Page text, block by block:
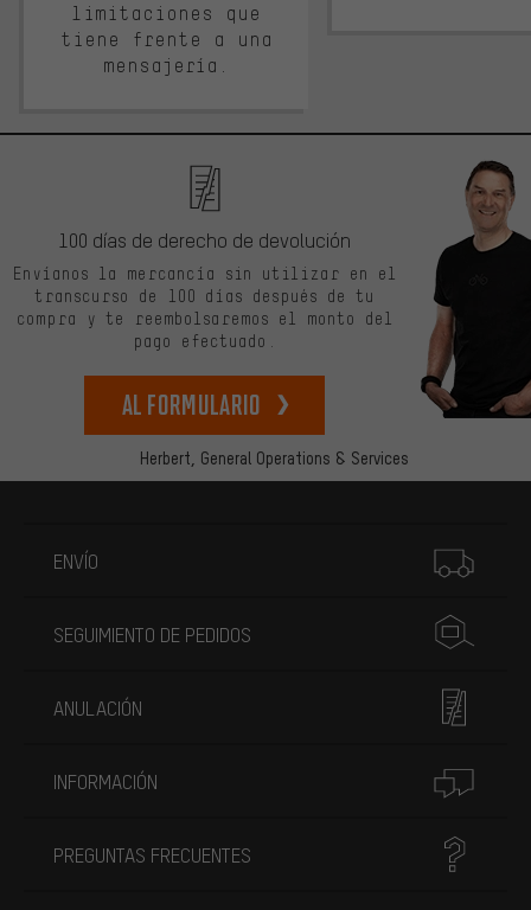
limitaciones que
tiene frente a una
mensajería.
Herbert, General Operations & Services
100 días de derecho de devolución
Envíanos la mercancía sin utilizar en el
transcurso de 100 días después de tu
compra y te reembolsaremos el monto del
pago efectuado.
Al formulario
ENVÍO
SEGUIMIENTO DE PEDIDOS
ANULACIÓN
INFORMACIÓN
PREGUNTAS FRECUENTES